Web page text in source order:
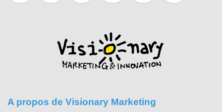
A propos de Visionary Marketing